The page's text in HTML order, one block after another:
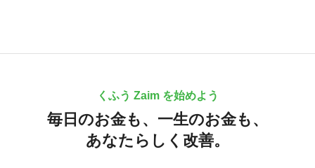
くふう Zaim を始めよう
毎日のお金も、 一生のお金も、
あなたらしく改善。